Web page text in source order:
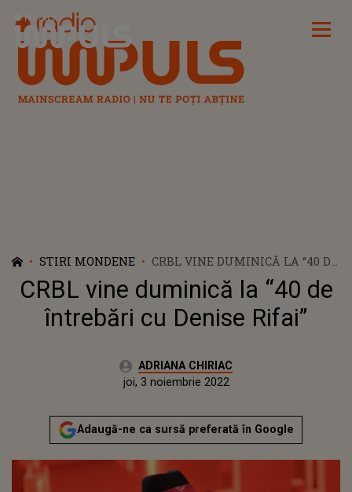
Radio Impuls
STIRI MONDENE
CRBL VINE DUMINICĂ LA “40 DE
ÎNTREBĂRI CU DENISE RIFAI”
CRBL vine duminică la “40 de
întrebări cu Denise Rifai”
Autor:ADRIANA CHIRIAC
Actualizat:
joi, 3 noiembrie 2022
Adaugă-ne ca sursă preferată în Google